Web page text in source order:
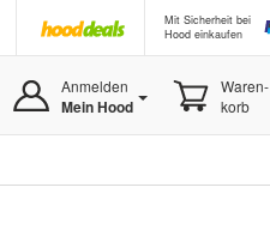
Mit Sicherheit bei
Hood einkaufen
Anmelden
Mein Hood
Waren-
korb